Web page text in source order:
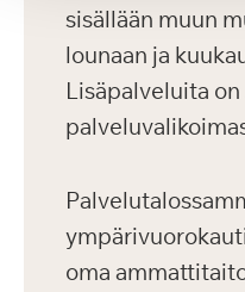
sisällään muun
lounaan ja
Lisäpalveluita
oma